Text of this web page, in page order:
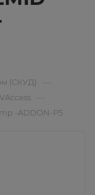
(СКУД)
ADDON-P5